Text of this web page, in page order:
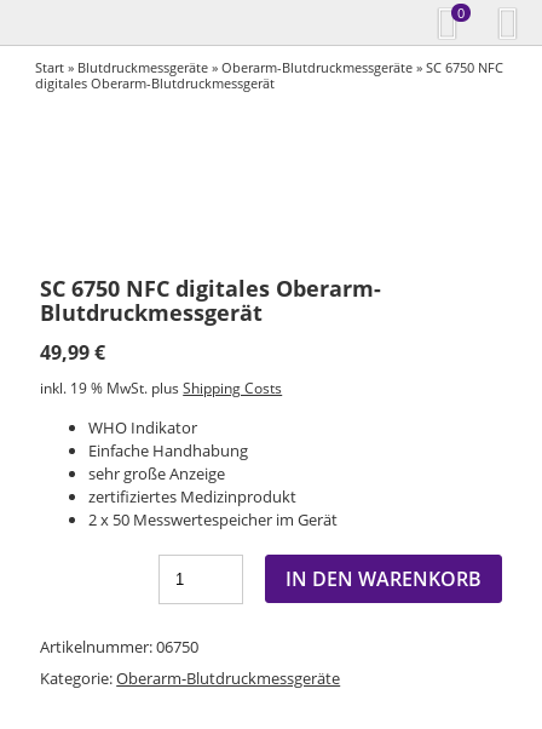
0
Start » Blutdruckmessgeräte »Oberarm-Blutdruckmessgeräte » SC 6750 NFC
digitales Oberarm-Blutdruckmessgerät
SC 6750 NFC digitales Oberarm-
Blutdruckmessgerät
49,99€
inkl. 19 % MwSt. plusShipping Costs
WHO Indikator
Einfache Handhabung
sehr große Anzeige
zertifiziertes Medizinprodukt
2 x 50 Messwertespeicher im Gerät
IN DEN WARENKORB
Artikelnummer:06750
Kategorie:Oberarm-Blutdruckmessgeräte